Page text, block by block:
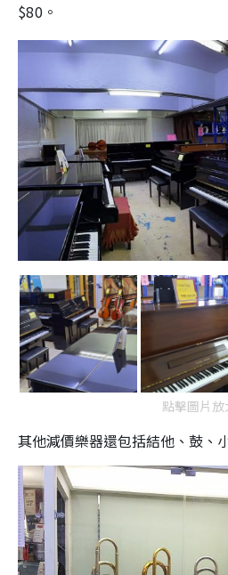
$80。
點擊圖片放
其他減價樂器還包括結他、鼓、